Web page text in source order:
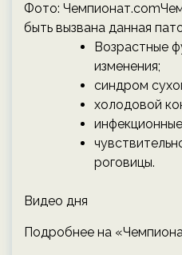
Фото:
быть вызвана данная
Возрастные
изменения;
синдром
холодовой
роговицы.
Видео дня
Подробнее на